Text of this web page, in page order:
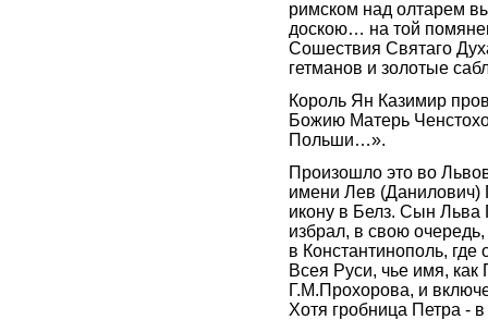
римском над олтарем
доскою… на той
Сошествия Святаго
гетманов и золотые
Король Ян Казимир
Божию Матерь
Польши…».
Произошло это во
имени Лев (Данилович)
икону в Белз. Сын Льва
избрал, в свою
в Константинополь,
Всея Руси, чье имя,
Г.М.Прохорова, и
Хотя гробница Петра -